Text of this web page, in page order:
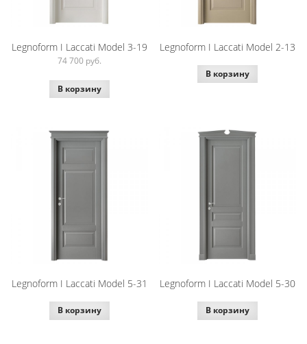
Legnoform I Laccati Model 3-19
74 700 руб.
В корзину
Legnoform I Laccati Model 2-13
В корзину
Legnoform I Laccati Model 5-31
В корзину
Legnoform I Laccati Model 5-30
В корзину